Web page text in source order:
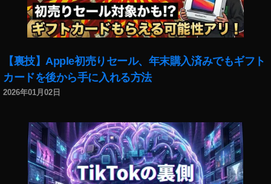
【裏技】Apple初売りセール、年末購入済みでもギフト
カードを後から手に入れる方法
2026年01月02日